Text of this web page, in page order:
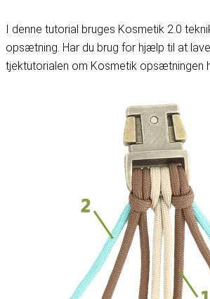
I denne tutorial bruges Kosmetik 2.0
opsætning. Har du brug for hjælp til at
tjektutorialen om Kosmetik opsætningen